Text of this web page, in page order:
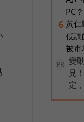
PC？
6 黃
低
被市
PR
變
見
定